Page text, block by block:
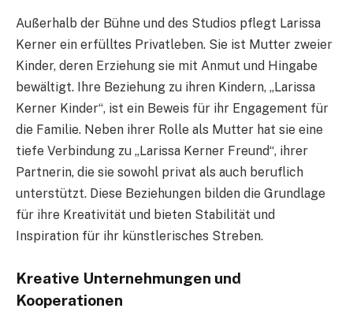
Außerhalb der Bühne und des Studios pflegt Larissa
Kerner ein erfülltes Privatleben. Sie ist Mutter zweier
Kinder, deren Erziehung sie mit Anmut und Hingabe
bewältigt. Ihre Beziehung zu ihren Kindern, „Larissa
Kerner Kinder“, ist ein Beweis für ihr Engagement für
die Familie. Neben ihrer Rolle als Mutter hat sie eine
tiefe Verbindung zu „Larissa Kerner Freund“, ihrer
Partnerin, die sie sowohl privat als auch beruflich
unterstützt. Diese Beziehungen bilden die Grundlage
für ihre Kreativität und bieten Stabilität und
Inspiration für ihr künstlerisches Streben.
Kreative Unternehmungen und
Kooperationen